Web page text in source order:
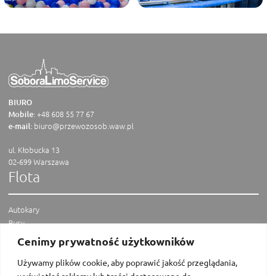
Cenimy prywatność użytkowników
Używamy plików cookie, aby poprawić jakość przeglądania,
BIURO
Mobile:+48 608 55 77 67
e-mail: biuro@przewozosob.waw.pl
ul. Kłobucka 13
02-699 Warszawa
Flota
Autokary
Busy
Vany
Limuzyny
Menu